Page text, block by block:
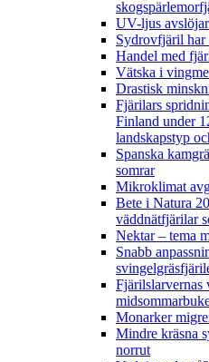
UV-ljus
Sydrovfjäril har
Handel med
Vätska i
Drastisk
Fjärilars
Finland under
landskapstyp
Spanska
somrar
Mikroklimat
Bete i Natura
väddnätfjärilar
Nektar – tema
Snabb
Fjärilslarvernas
Monarker
Mindre kräsna
norrut